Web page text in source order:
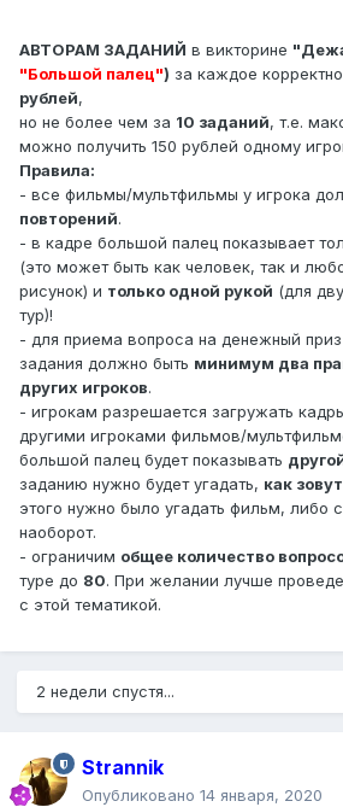
АВТОРАМ ЗАДАНИЙ в викторине
"Большой палец") за каждое
рублей,
но не более чем за 10 заданий, т.е.
можно получить 150 рублей одному
Правила:
- все фильмы/мультфильмы у игрока
повторений.
- в кадре большой палец показывает
(это может быть как человек, так и
рисунок) и только одной рукой (для
тур)!
- для приема вопроса на денежный
задания должно быть минимум два
других игроков.
- игрокам разрешается загружать
другими игроками фильмов/
большой палец будет показывать
заданию нужно будет угадать, как
этого нужно было угадать фильм, либо
наоборот.
- ограничим общее количество
туре до 80. При желании лучше
с этой тематикой.
2 недели спустя...
Strannik
Опубликовано 14 января, 2020